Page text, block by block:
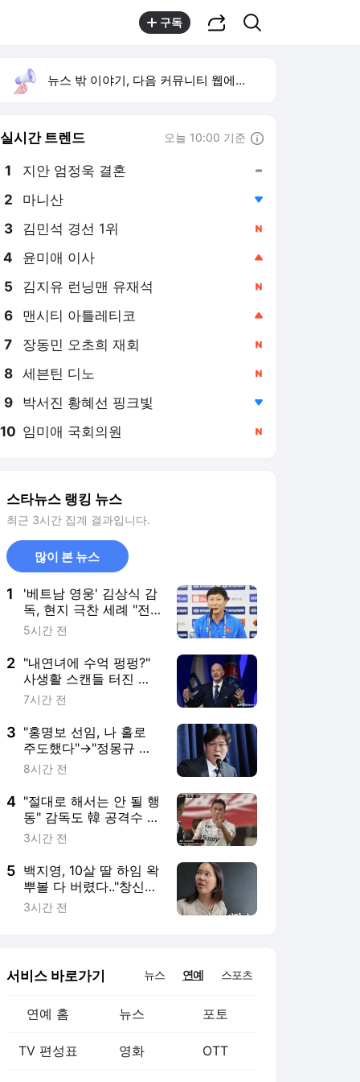
구독
뉴스 밖 이야기, 다음 커뮤니티 웹에서 보기
실시간 트렌드 오늘 10:00 기준
1 지안 엄정욱 결혼
2 마니산
4 윤미애 이사
5 김지유 런닝맨 유재석
6 맨시티 아틀레티코
7 장동민 오초희 재회
8 세븐틴 디노
9 박서진 황혜선 핑크빛
10 임미애 국회의원
스타뉴스 랭킹 뉴스
최근 3시간 집계 결과입니다.
많이 본 뉴스
1
'베트남 영웅' 김상식 감
독, 현지 극찬 세례 "전
술만 뛰어난 게 아냐, 정
5시간 전
2 "내연녀에 수억 펑펑?"
사생활 스캔들 터진 인
판티노... FIFA는 "조직
다" 성명 발표
7시간 전
3 "홍명보 선임, 나 홀로
주도했다"→"정몽규 회
장이 허락해서"... 도대체
8시간 전
4 "절대로 해서는 안 될 행
동" 감독도 韓 공격수 질
타, 주심 '모욕 행위'로
3시간 전
5 백지영, 10살 딸 하임 왁
뿌볼 다 버렸다.."창신동
가서 많이 사"
3시간 전
서비스 바로가기 뉴스 연예 스포츠
연예 홈 뉴스 포토
TV 편성표 영화 OTT